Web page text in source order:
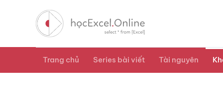
Trang chủ Series bài viết Tài nguyên